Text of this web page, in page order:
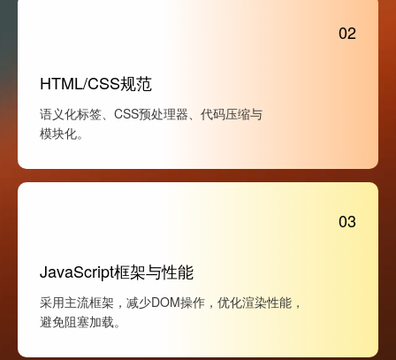
02
HTML/CSS规范
语义化标签、CSS预处理器、代码压缩与
模块化。
03
JavaScript框架与性能
采用主流框架，减少DOM操作，优化渲染性能，
避免阻塞加载。